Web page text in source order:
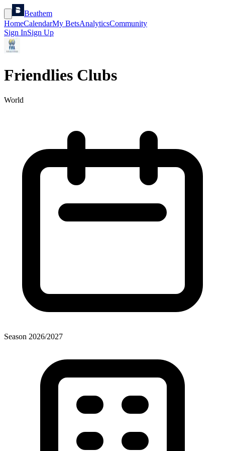
Beathem
HomeCalendarMy BetsAnalyticsCommunity
Sign InSign Up
Friendlies Clubs
World
Season 2026/2027